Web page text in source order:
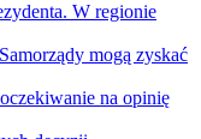
W regionie
mogą zyskać
na opinię